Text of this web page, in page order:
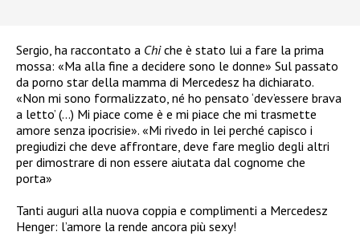
Sergio, ha raccontato a Chiche è stato lui a fare la prima
mossa: «Ma alla fine a decidere sono le donne» Sul passato
da porno star della mamma di Mercedesz ha dichiarato.
«Non mi sono formalizzato, né ho pensato ‘dev’essere brava
a letto’ (…) Mi piace come è e mi piace che mi trasmette
amore senza ipocrisie». «Mi rivedo in lei perché capisco i
pregiudizi che deve affrontare, deve fare meglio degli altri
per dimostrare di non essere aiutata dal cognome che
porta»
Tanti auguri alla nuova coppia e complimenti a Mercedesz
Henger: l’amore la rende ancora più sexy!